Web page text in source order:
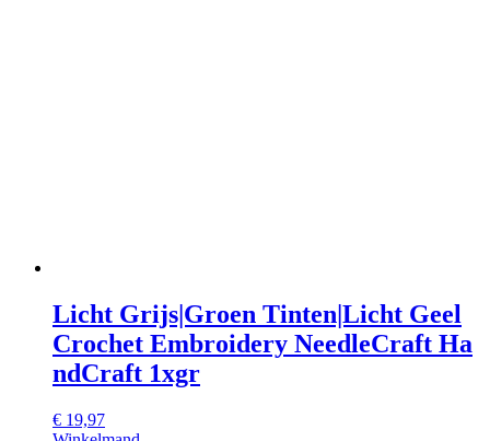
Licht Grijs|Groen Tinten|Licht Geel
Crochet Embroidery NeedleCraft Ha
ndCraft 1xgr
€ 19,97